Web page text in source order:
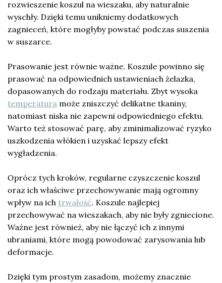
rozwieszenie koszul na wieszaku, aby naturalnie
wyschły. Dzięki temu unikniemy dodatkowych
zagnieceń, które mogłyby powstać podczas suszenia
w suszarce.
Prasowanie jest równie ważne. Koszule powinno się
prasować na odpowiednich ustawieniach żelazka,
dopasowanych do rodzaju materiału. Zbyt wysoka
temperatura może zniszczyć delikatne tkaniny,
natomiast niska nie zapewni odpowiedniego efektu.
Warto też stosować parę, aby zminimalizować ryzyko
uszkodzenia włókien i uzyskać lepszy efekt
wygładzenia.
Oprócz tych kroków, regularne czyszczenie koszul
oraz ich właściwe przechowywanie mają ogromny
wpływ na ich trwałość. Koszule najlepiej
przechowywać na wieszakach, aby nie były zgniecione.
Ważne jest również, aby nie łączyć ich z innymi
ubraniami, które mogą powodować zarysowania lub
deformacje.
Dzięki tym prostym zasadom, możemy znacznie